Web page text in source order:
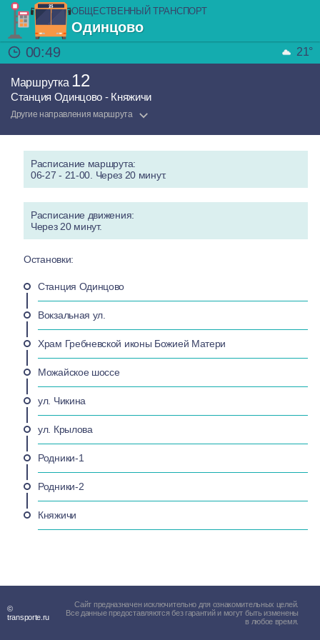
ОБЩЕСТВЕННЫЙ ТРАНСПОРТ
Одинцово
00:49
21°
Маршрутка 12
Станция Одинцово - Княжичи
Другие направления маршрута
Расписание маршрута:
06-27 - 21-00. Через 20 минут.
Расписание движения:
Через 20 минут.
Остановки:
Станция Одинцово
Вокзальная ул.
Храм Гребневской иконы Божией Матери
Можайское шоссе
ул. Чикина
ул. Крылова
Родники-1
Родники-2
Княжичи
©
transporte.ru
Сайт предназначен исключительно для ознакомительных целей.
Все данные предоставляются без гарантий и могут быть изменены
в любое время.